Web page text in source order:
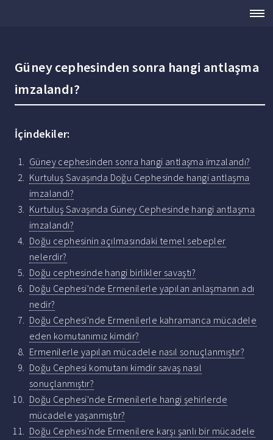
Güney cephesinden sonra hangi antlaşma
imzalandı?
İçindekiler:
Güney cephesinden sonra hangi antlaşma imzalandı?
Kurtuluş Savaşında Doğu Cephesinde hangi antlaşma
imzalandı?
Kurtuluş Savaşında Güney Cephesinde hangi antlaşma
imzalandı?
Doğu cephesinin açılmasındaki temel sebepler
nelerdir?
Doğu cephesinde hangi birlikler savaştı?
Doğu Cephesi'nde Ermenilerle yapılan anlaşmanın adı
nedir?
Doğu Cephesi'nde Ermenilerle kahramanca mücadele
eden komutanımız kimdir?
Ermenilerle yapılan mücadele nasıl sonuçlanmıştır?
Doğu Cephesi komutanı kimdir savaş nasıl
sonuçlanmıştır?
Doğu Cephesi'nde Ermenilerle hangi şehirlerde
mücadele yaşanmıştır?
Doğu Cephesi'nde Ermenilere karşı şanlı bir mücadele